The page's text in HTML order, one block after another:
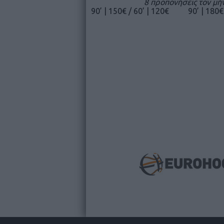
8 προπονήσεις τον
90’ | 150€ / 60’ | 120€
90’ |